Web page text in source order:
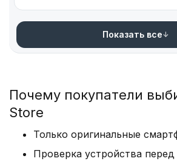
Показать все
Почему покупатели
Store
Только оригинальные
Проверка устройства